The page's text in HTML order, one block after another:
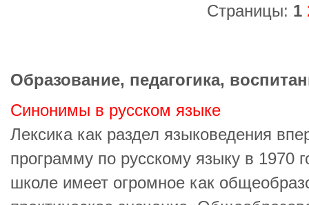
Страницы: 1
Образование, педагогика,
Синонимы в русском языке
Лексика как раздел языковедения
программу по русскому языку в 1970
школе имеет огромное как